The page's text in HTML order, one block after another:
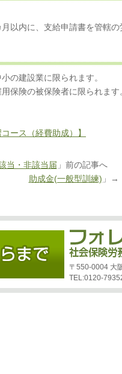
内に、支給申請書を管轄の
の建設業に限られます。
保険の被保険者に限られます
ース（経費助成）】
当・非該当届 」前の記事へ
助成金(一般型訓練) 」→
〒550-0004 大
TEL:0120-